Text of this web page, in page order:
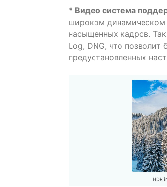
* Видео система
широком динамическом
насыщенных кадров.
Log, DNG, что позволит
предустановленных